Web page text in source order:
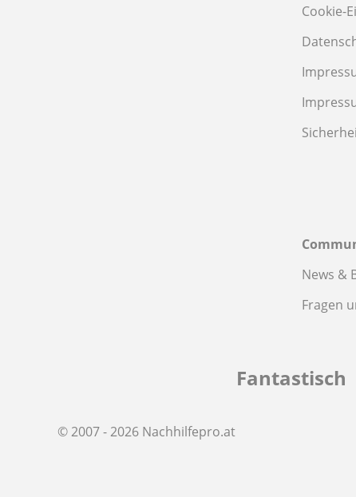
Cookie-
News &
Fragen
Fantastisch
© 2007 - 2026 Nachhilfepro.at